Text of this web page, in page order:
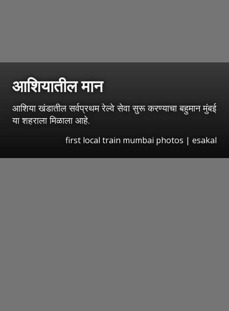
आशियातील मान
आशिया खंडातील सर्वप्रथम रेल्वे सेवा सुरू करण्याचा बहुमान मुंबई
या शहराला मिळाला आहे.
first local train mumbai photos | esakal